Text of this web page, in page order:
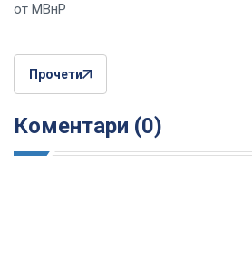
от МВнР
Прочети
Коментари (0)